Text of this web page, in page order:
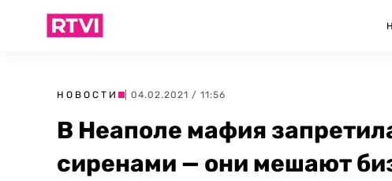
НОВОСТИ | 04.02.2021 / 11:56
В Неаполе мафия
сиренами — они мешают